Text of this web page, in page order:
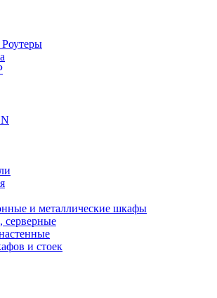
и металлические шкафы
и стоек